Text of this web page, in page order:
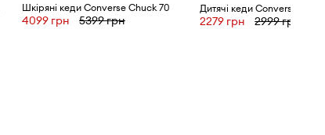
Шкіряні кеди Converse Chuck 70
4099 грн 5399 грн 2279 грн 2999 грн